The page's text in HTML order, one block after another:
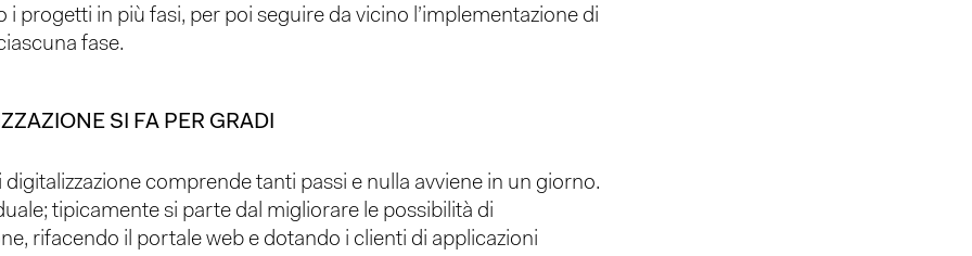
i progetti in più fasi, per poi seguire da vicino l’implementazione di
fase.
SI FA PER GRADI
digitalizzazione comprende tanti passi e nulla avviene in un giorno.
tipicamente si parte dal migliorare le possibilità di
rifacendo il portale web e dotando i clienti di applicazioni